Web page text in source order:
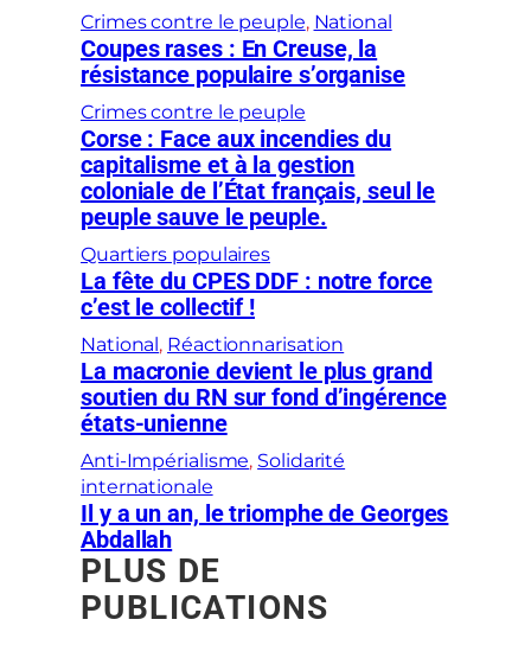
Crimes contre le peuple, National
Coupes rases : En Creuse, la
résistance populaire s’organise
Crimes contre le peuple
Corse : Face aux incendies du
capitalisme et à la gestion
coloniale de l’État français, seul le
peuple sauve le peuple.
Quartiers populaires
La fête du CPES DDF : notre force
c’est le collectif !
National, Réactionnarisation
La macronie devient le plus grand
soutien du RN sur fond d’ingérence
états-unienne
Anti-Impérialisme, Solidarité
internationale
Il y a un an, le triomphe de Georges
Abdallah
PLUS DE
PUBLICATIONS